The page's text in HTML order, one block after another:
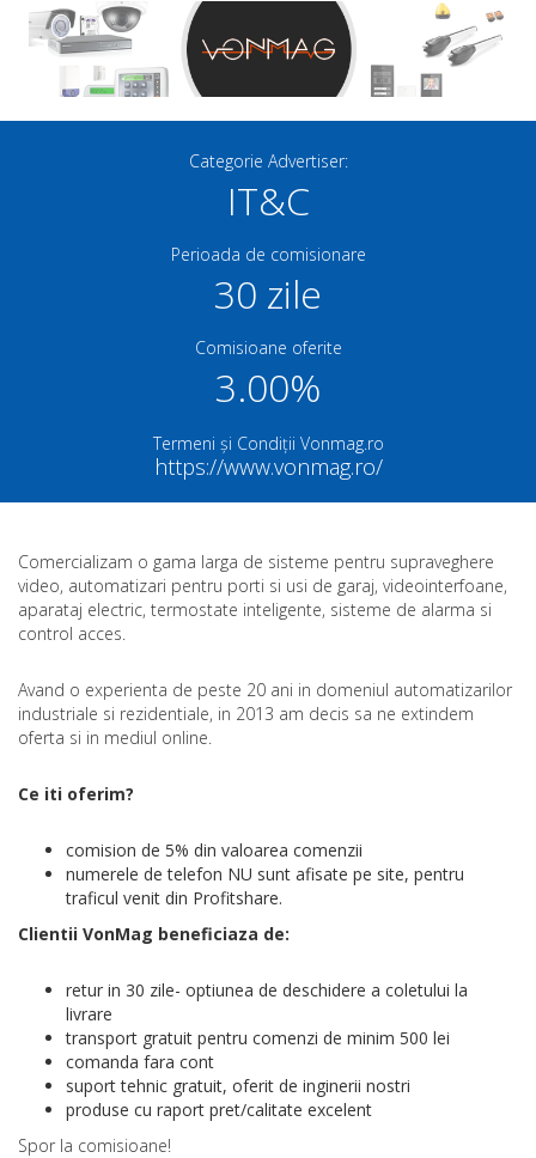
Categorie Advertiser:
IT&C
Perioada de comisionare
30 zile
Comisioane oferite
3.00%
Termeni și Condiții Vonmag.ro
https://www.vonmag.ro/
Comercializam o gama larga de sisteme pentru supraveghere
video, automatizari pentru porti si usi de garaj, videointerfoane,
aparataj electric, termostate inteligente, sisteme de alarma si
control acces.
Avand o experienta de peste 20 ani in domeniul automatizarilor
industriale si rezidentiale, in 2013 am decis sa ne extindem
oferta si in mediul online.
Ce iti oferim?
comision de 5% din valoarea comenzii
numerele de telefon NU sunt afisate pe site, pentru
traficul venit din Profitshare.
Clientii VonMag beneficiaza de:
retur in 30 zile- optiunea de deschidere a coletului la
livrare
transport gratuit pentru comenzi de minim 500 lei
comanda fara cont
suport tehnic gratuit, oferit de inginerii nostri
produse cu raport pret/calitate excelent
Spor la comisioane!